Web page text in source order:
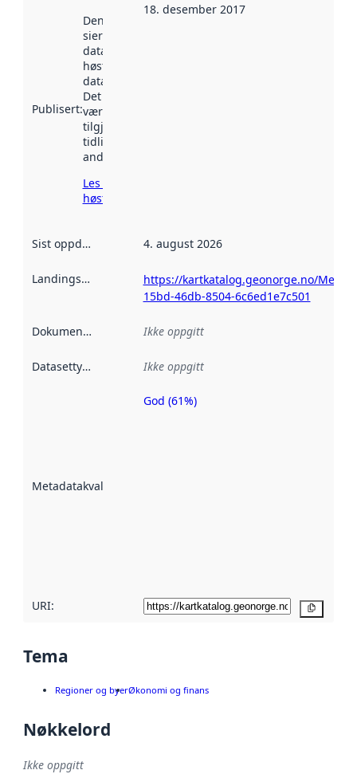
Publisert:
Denne datoen
sier når
datasettet ble
høstet av
data.norge.no.
Det kan ha
vært
tilgjengelig
tidligere
andre steder.
Les mer om
høsting her
18. desember 2017
Sist oppdatert 4. august 2026
Landingsside
https://kartkatalog.geonorge.no/
15bd-46db-8504-6c6ed1e7c501
Dokumentasjon Ikke oppgitt
Datasettype Ikke oppgitt
Metadatakvalitet
Metadatakvalitet
God (61%)
URI:
Tema
Regioner og byerØkonomi og finans
Nøkkelord
Ikke oppgitt